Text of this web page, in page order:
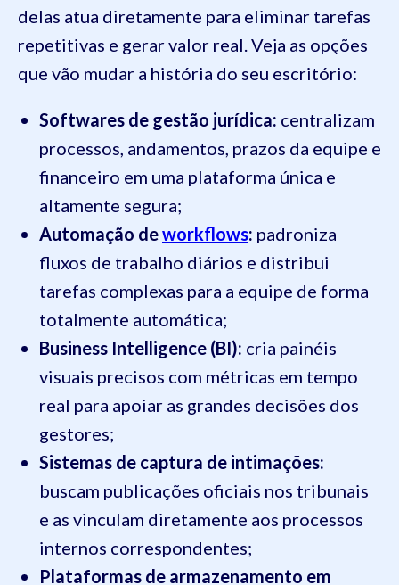
delas atua diretamente para eliminar tarefas
repetitivas e gerar valor real. Veja as opções
que vão mudar a história do seu escritório:
Softwares de gestão jurídica: centralizam
processos, andamentos, prazos da equipe e
financeiro em uma plataforma única e
altamente segura;
Automação deworkflows: padroniza
fluxos de trabalho diários e distribui
tarefas complexas para a equipe de forma
totalmente automática;
Business Intelligence (BI): cria painéis
visuais precisos com métricas em tempo
real para apoiar as grandes decisões dos
gestores;
Sistemas de captura de intimações:
buscam publicações oficiais nos tribunais
e as vinculam diretamente aos processos
internos correspondentes;
Plataformas de armazenamento em